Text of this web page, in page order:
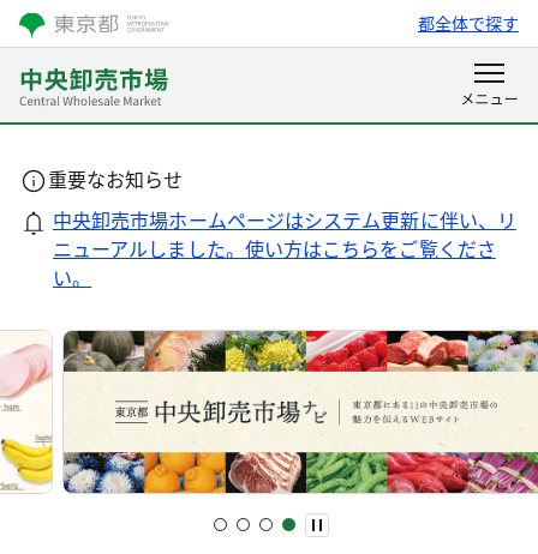
都全体で探す
重要なお知らせ
中央卸売市場ホームページはシステム更新に伴い、リ
ニューアルしました。使い方はこちらをご覧くださ
い。